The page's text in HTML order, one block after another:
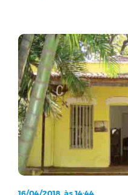
16/04/2018, às 14:44